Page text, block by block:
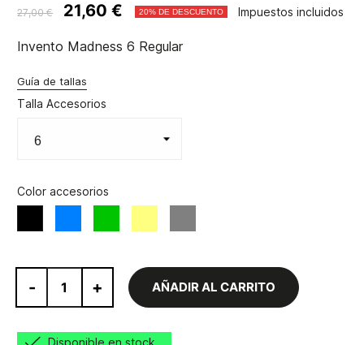
27,00 € 21,60 € 20% DE DESCUENTO Impuestos incluidos
Invento Madness 6 Regular
Guía de tallas
Talla Accesorios
Color accesorios
- + AÑADIR AL CARRITO